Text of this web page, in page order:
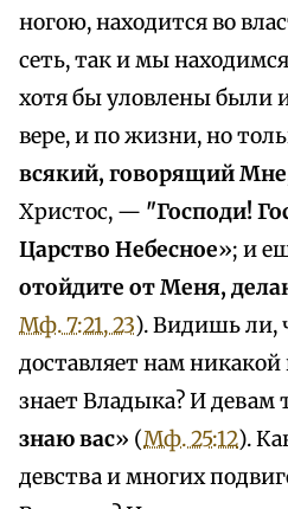
ногою, находится во
сеть, так и мы
хотя бы уловлены были
вере, и по жизни, но
всякий, говорящий Мне
Христос, — "Господи!
Царство Небесное»; и
отойдите от Меня,
Мф. 7:21, 23). Видишь ли,
доставляет нам никакой
знает Владыка? И девам
знаю вас» (Мф. 25:12).
девства и многих